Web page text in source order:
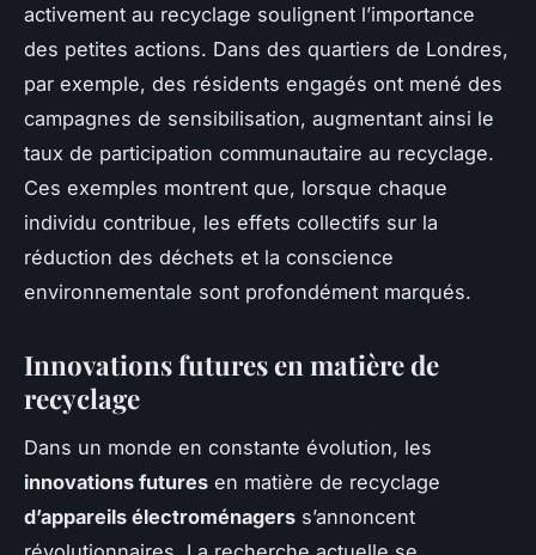
activement au recyclage soulignent l’importance
des petites actions. Dans des quartiers de Londres,
par exemple, des résidents engagés ont mené des
campagnes de sensibilisation, augmentant ainsi le
taux de participation communautaire au recyclage.
Ces exemples montrent que, lorsque chaque
individu contribue, les effets collectifs sur la
réduction des déchets et la conscience
environnementale sont profondément marqués.
Innovations futures en matière de
recyclage
Dans un monde en constante évolution, les
innovations futures en matière de recyclage
d’appareils électroménagers s’annoncent